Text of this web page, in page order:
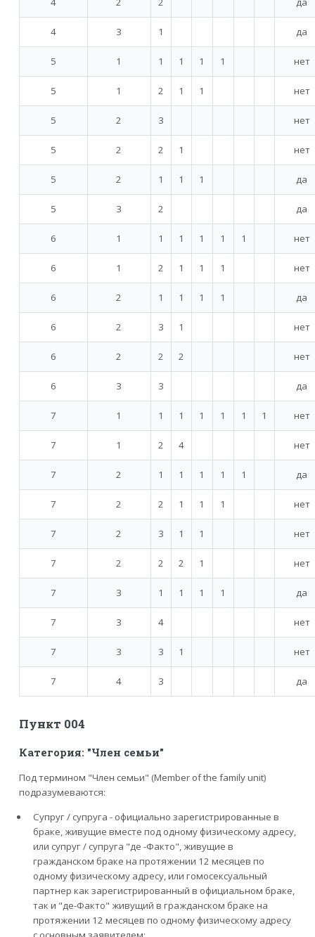
4 3 1 да
5 1 1 1 1 1 нет
5 1 2 1 1 нет
5 2 3 нет
5 2 2 1 нет
5 2 1 1 1 да
5 3 2 да
6 1 1 1 1 1 1 нет
6 1 2 1 1 1 нет
6 2 1 1 1 1 да
6 2 3 1 нет
6 2 2 2 нет
6 3 3 да
7 1 1 1 1 1 1 1 нет
7 1 2 4 нет
7 2 1 1 1 1 1 да
7 2 2 1 1 1 нет
7 2 3 1 1 нет
7 2 2 2 1 нет
7 3 1 1 1 1 да
7 3 4 нет
7 3 3 1 нет
7 4 3 да
Пункт 004
Категория: "Член семьи"
Под термином "Член семьи" (Member of the family unit)
подразумеваются:
Супруг / супруга - официально зарегистрированные в
браке, живущие вместе под одному физическому адресу,
или супруг / супруга "де -Факто", живущие в
гражданском браке на протяжении 12 месяцев по
одному физическому адресу, или гомосексуальный
партнер как зарегистрированный в официальном браке,
так и "де-Факто" живущий в гражданском браке на
протяжении 12 месяцев по одному физическому адресу